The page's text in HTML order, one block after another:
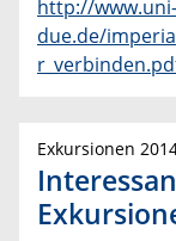
http://www.uni-
due.de/
Exkursionen